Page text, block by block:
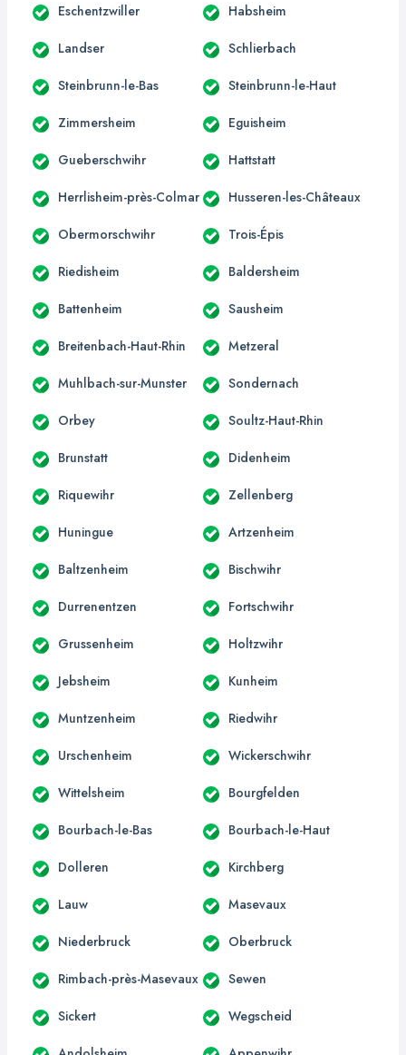
Eschentzwiller Habsheim
Landser Schlierbach
Steinbrunn-le-Bas Steinbrunn-le-Haut
Zimmersheim Eguisheim
Gueberschwihr Hattstatt
Herrlisheim-près-Colmar Husseren-les-Châteaux
Obermorschwihr Trois-Épis
Riedisheim Baldersheim
Battenheim Sausheim
Breitenbach-Haut-Rhin Metzeral
Muhlbach-sur-Munster Sondernach
Orbey Soultz-Haut-Rhin
Brunstatt Didenheim
Riquewihr Zellenberg
Huningue Artzenheim
Baltzenheim Bischwihr
Durrenentzen Fortschwihr
Grussenheim Holtzwihr
Jebsheim Kunheim
Muntzenheim Riedwihr
Urschenheim Wickerschwihr
Wittelsheim Bourgfelden
Bourbach-le-Bas Bourbach-le-Haut
Dolleren Kirchberg
Lauw Masevaux
Niederbruck Oberbruck
Rimbach-près-Masevaux Sewen
Sickert Wegscheid